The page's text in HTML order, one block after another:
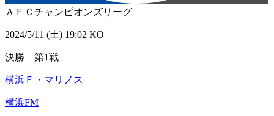
ＡＦＣチャンピオンズリーグ
2024/5/11 (土) 19:02 KO
決勝 第1戦
横浜Ｆ・マリノス
横浜FM